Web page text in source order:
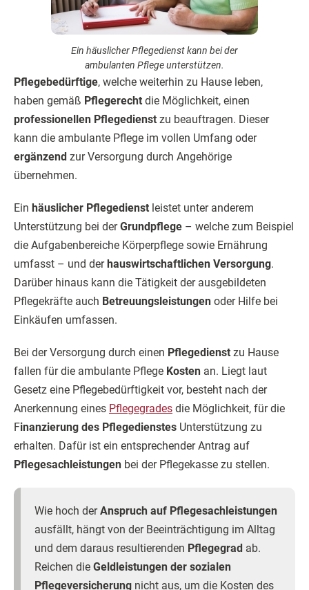
Ein häuslicher Pflegedienst kann bei der
ambulanten Pflege unterstützen.
Pflegebedürftige, welche weiterhin zu Hause leben,
haben gemäß Pflegerecht die Möglichkeit, einen
professionellen Pflegedienst zu beauftragen. Dieser
kann die ambulante Pflege im vollen Umfang oder
ergänzend zur Versorgung durch Angehörige
übernehmen.
Ein häuslicher Pflegedienst leistet unter anderem
Unterstützung bei derGrundpflege – welche zum Beispiel
die Aufgabenbereiche Körperpflege sowie Ernährung
umfasst – und der hauswirtschaftlichen Versorgung.
Darüber hinaus kann die Tätigkeit der ausgebildeten
Pflegekräfte auch Betreuungsleistungen oder Hilfe bei
Einkäufen umfassen.
Bei der Versorgung durch einen Pflegedienst zu Hause
fallen für die ambulante Pflege Kosten an. Liegt laut
Gesetz eine Pflegebedürftigkeit vor, besteht nach der
Anerkennung eines Pflegegrades die Möglichkeit, für die
Finanzierung des Pflegedienstes Unterstützung zu
erhalten. Dafür ist ein entsprechender Antrag auf
Pflegesachleistungen bei der Pflegekasse zu stellen.
Wie hoch derAnspruch auf Pflegesachleistungen
ausfällt, hängt von der Beeinträchtigung im Alltag
und dem daraus resultierenden Pflegegrad ab.
Reichen die Geldleistungen der sozialen
Pflegeversicherung nicht aus, um die Kosten des